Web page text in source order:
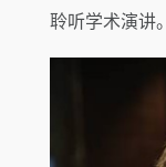
聆听学术演讲。